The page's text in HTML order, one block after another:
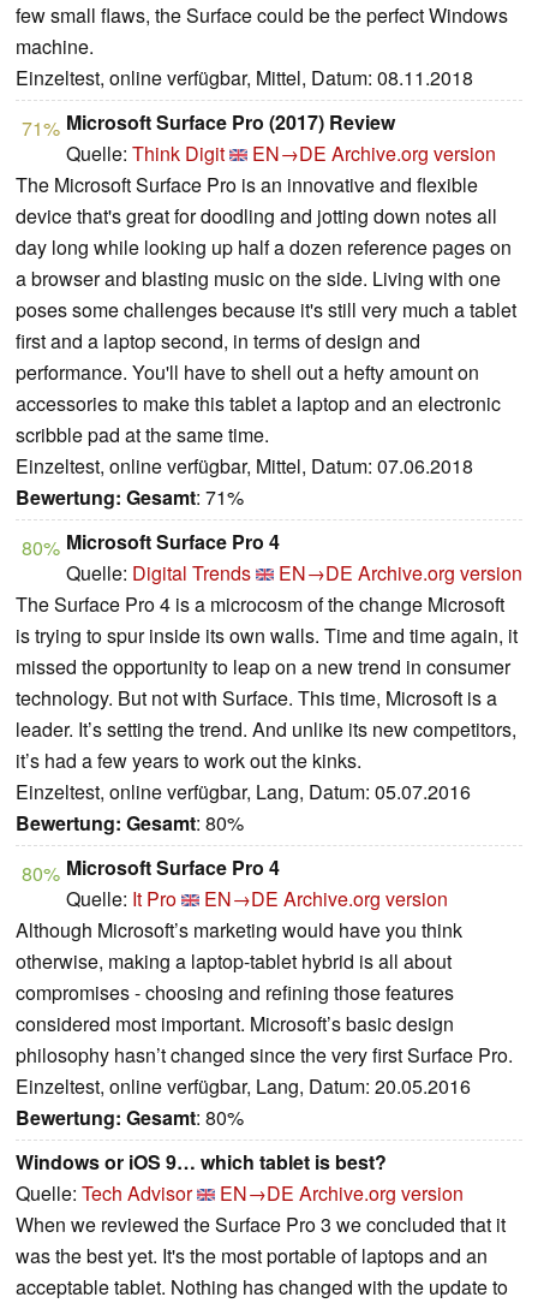
few small flaws, the Surface could be the perfect Windows
machine.
Einzeltest, online verfügbar, Mittel, Datum: 08.11.2018
71% Microsoft Surface Pro (2017) Review
Quelle: Think Digit EN→DE Archive.org version
The Microsoft Surface Pro is an innovative and flexible
device that's great for doodling and jotting down notes all
day long while looking up half a dozen reference pages on
a browser and blasting music on the side. Living with one
poses some challenges because it's still very much a tablet
first and a laptop second, in terms of design and
performance. You'll have to shell out a hefty amount on
accessories to make this tablet a laptop and an electronic
scribble pad at the same time.
Einzeltest, online verfügbar, Mittel, Datum: 07.06.2018
Bewertung: Gesamt: 71%
80% Microsoft Surface Pro 4
Quelle: Digital Trends EN→DE Archive.org version
The Surface Pro 4 is a microcosm of the change Microsoft
is trying to spur inside its own walls. Time and time again, it
missed the opportunity to leap on a new trend in consumer
technology. But not with Surface. This time, Microsoft is a
leader. It’s setting the trend. And unlike its new competitors,
it’s had a few years to work out the kinks.
Einzeltest, online verfügbar, Lang, Datum: 05.07.2016
Bewertung: Gesamt: 80%
80% Microsoft Surface Pro 4
Quelle: It Pro EN→DE Archive.org version
Although Microsoft’s marketing would have you think
otherwise, making a laptop-tablet hybrid is all about
compromises - choosing and refining those features
considered most important. Microsoft’s basic design
philosophy hasn’t changed since the very first Surface Pro.
Einzeltest, online verfügbar, Lang, Datum: 20.05.2016
Bewertung: Gesamt: 80%
Windows or iOS 9… which tablet is best?
Quelle: Tech Advisor EN→DE Archive.org version
When we reviewed the Surface Pro 3 we concluded that it
was the best yet. It's the most portable of laptops and an
acceptable tablet. Nothing has changed with the update to